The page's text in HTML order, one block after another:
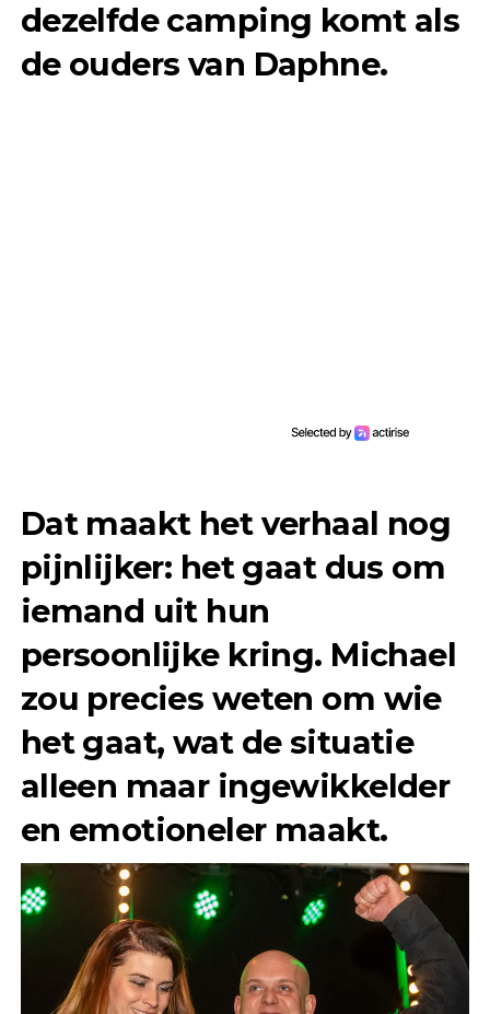
dezelfde camping komt als
de ouders van Daphne.
Dat maakt het verhaal nog
pijnlijker: het gaat dus om
iemand uit hun
persoonlijke kring. Michael
zou precies weten om wie
het gaat, wat de situatie
alleen maar ingewikkelder
en emotioneler maakt.